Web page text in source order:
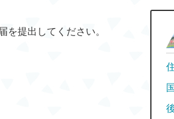
を提出してください。